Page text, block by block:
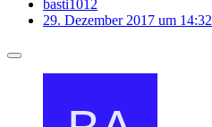
basti1012
29. Dezember 2017 um 14:32